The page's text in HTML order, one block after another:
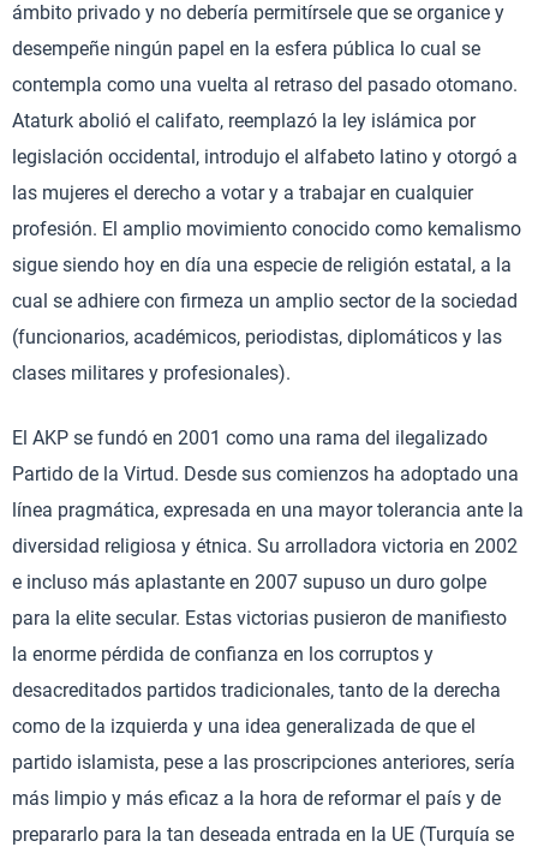
ámbito privado y no debería permitírsele que se organice y
desempeñe ningún papel en la esfera pública lo cual se
contempla como una vuelta al retraso del pasado otomano.
Ataturk abolió el califato, reemplazó la ley islámica por
legislación occidental, introdujo el alfabeto latino y otorgó a
las mujeres el derecho a votar y a trabajar en cualquier
profesión. El amplio movimiento conocido como kemalismo
sigue siendo hoy en día una especie de religión estatal, a la
cual se adhiere con firmeza un amplio sector de la sociedad
(funcionarios, académicos, periodistas, diplomáticos y las
clases militares y profesionales).
El AKP se fundó en 2001 como una rama del ilegalizado
Partido de la Virtud. Desde sus comienzos ha adoptado una
línea pragmática, expresada en una mayor tolerancia ante la
diversidad religiosa y étnica. Su arrolladora victoria en 2002
e incluso más aplastante en 2007 supuso un duro golpe
para la elite secular. Estas victorias pusieron de manifiesto
la enorme pérdida de confianza en los corruptos y
desacreditados partidos tradicionales, tanto de la derecha
como de la izquierda y una idea generalizada de que el
partido islamista, pese a las proscripciones anteriores, sería
más limpio y más eficaz a la hora de reformar el país y de
prepararlo para la tan deseada entrada en la UE (Turquía se